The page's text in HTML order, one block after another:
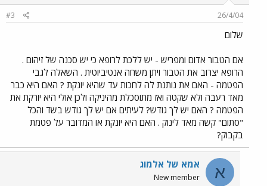
26/4/04
#3
שלום
אם הטבור אדום ומפריש - יש ללכת לרופא כי יש סכנה של זיהום .
הרופא יצרוב את הטבור ויתן משחה אנטיביוטית . השאלה לגבי
הפטמה - האם את נותנת לה לחכות עד שהיא יונקת ? האם היא כבר
מאד רעבה ולא שקטה ואז מתוסכלת מהיניקה ולכן אולי היא יורקת את
הפטמה ? האם יש לך גודש? לעיתים אם יש לך גודש בשד והכל
"סתום" קשה מאד לינוק . האם היא יונקת או המדובר על פטמת
בקבוק?
א אמא של אלמוג
New member